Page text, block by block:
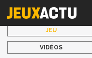
JEU
VIDÉOS